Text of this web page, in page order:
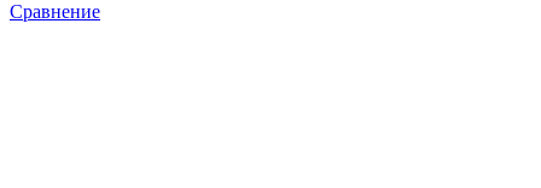
Сравнение